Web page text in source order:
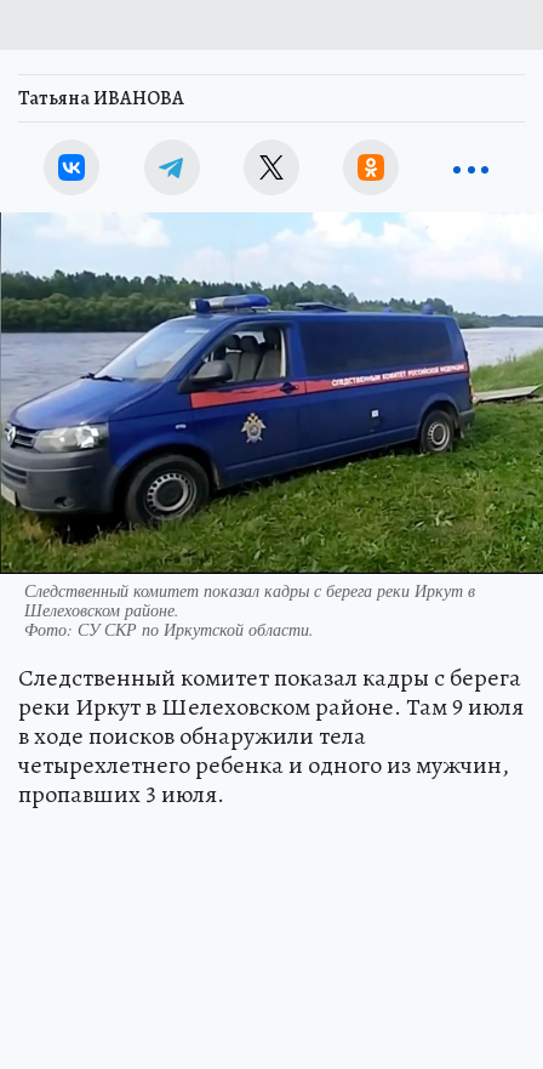
Татьяна ИВАНОВА
Следственный комитет показал кадры с берега реки Иркут в
Шелеховском районе.
Фото: СУ СКР по Иркутской области.
Следственный комитет показал кадры с берега
реки Иркут в Шелеховском районе. Там 9 июля
в ходе поисков обнаружили тела
четырехлетнего ребенка и одного из мужчин,
пропавших 3 июля.